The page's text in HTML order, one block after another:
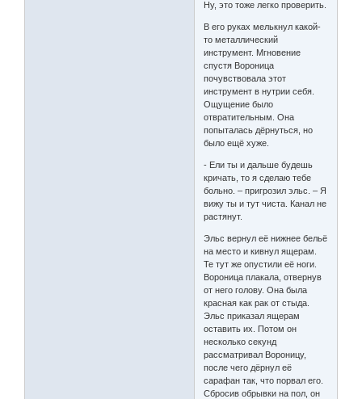
Ну, это тоже легко проверить.
В его руках мелькнул какой-
то металлический
инструмент. Мгновение
спустя Вороница
почувствовала этот
инструмент в нутрии себя.
Ощущение было
отвратительным. Она
попыталась дёрнуться, но
было ещё хуже.
- Ели ты и дальше будешь
кричать, то я сделаю тебе
больно. – пригрозил эльс. – Я
вижу ты и тут чиста. Канал не
растянут.
Эльс вернул её нижнее бельё
на место и кивнул ящерам.
Те тут же опустили её ноги.
Вороница плакала, отвернув
от него голову. Она была
красная как рак от стыда.
Эльс приказал ящерам
оставить их. Потом он
несколько секунд
рассматривал Вороницу,
после чего дёрнул её
сарафан так, что порвал его.
Сбросив обрывки на пол, он